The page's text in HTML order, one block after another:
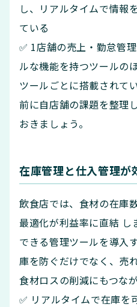
し、リアルタイムで情報
ている
✅ 1店舗の売上・勤怠管
ルな機能を持つツールの
ツールごとに搭載されて
前に自店舗の課題を整理
おきましょう。
在庫管理と仕入管理が
飲食店では、食材の在庫
最適化が利益率に直結 し
できる管理ツールを導入
庫を防ぐだけでなく、売
食材ロスの削減にもつなが
✅ リアルタイムで在庫を